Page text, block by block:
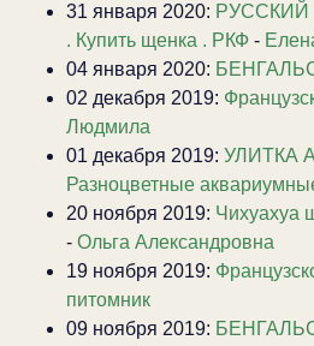
31 января 2020: РУССКИЙ
. Купить щенка . РКФ -
04 января 2020:
02 декабря 2019:
Людмила
01 декабря 2019: УЛИТКА
Разноцветные
20 ноября 2019: Чихуахуа
- Ольга Александровна
19 ноября 2019:
питомник
09 ноября 2019: